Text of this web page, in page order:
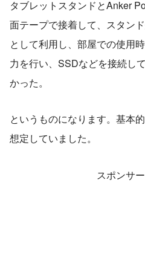
タブレットスタンドとAnker
面テープで接着して、スタン
として利用し、部屋での使用
力を行い、SSDなどを接続し
かった。
というものになります。基本
想定していました。
スポンサ